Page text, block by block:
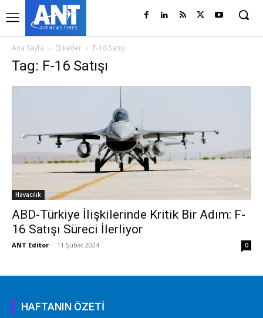
Ana Sayfa Etiketler F-16 Satışı
Tag: F-16 Satışı
Havacılık
ABD-Türkiye İlişkilerinde Kritik Bir Adım: F-
16 Satışı Süreci İlerliyor
ANT Editor - 11 Şubat 2024 0
HAFTANIN ÖZETİ